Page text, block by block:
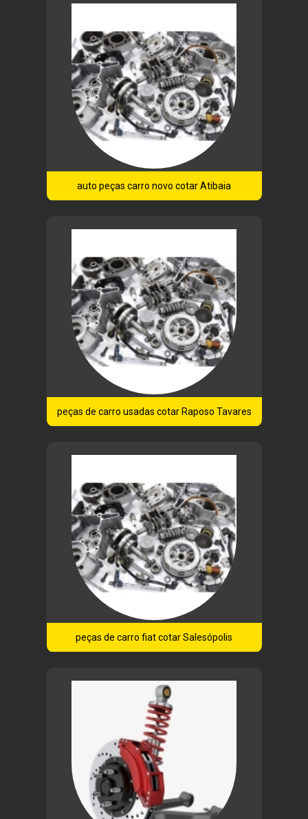
auto peças carro novo cotar Atibaia
peças de carro usadas cotar Raposo Tavares
peças de carro fiat cotar Salesópolis